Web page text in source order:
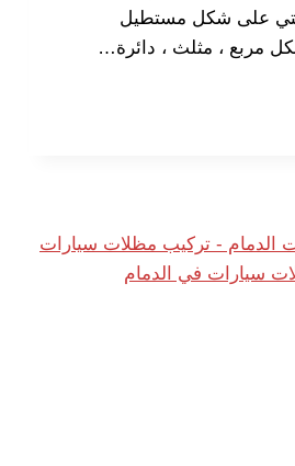
على شكل مستطيل
مربع ، مثلث ، دائرة…
الدمام - تركيب مظلات سيارات
سيارات في الدمام